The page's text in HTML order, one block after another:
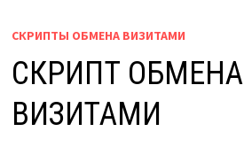
СКРИПТЫ ОБМЕНА ВИЗИТАМИ
СКРИПТ ОБМЕНА
ВИЗИТАМИ